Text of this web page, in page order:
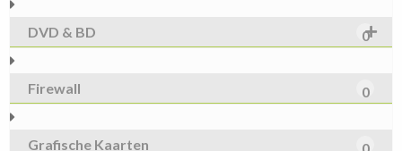
DVD & BD 0
Firewall 0
Grafische Kaarten 0